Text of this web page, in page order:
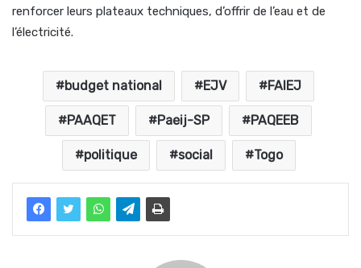
renforcer leurs plateaux techniques, d’offrir de l’eau et de
l’électricité.
budget national EJV FAIEJ
PAAQET Paeij-SP PAQEEB
politique social Togo